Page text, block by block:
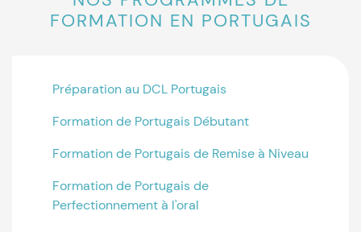
FORMATION EN PORTUGAIS
Préparation au DCL Portugais
Formation de Portugais Débutant
Formation de Portugais de Remise à Niveau
Formation de Portugais de
Perfectionnement à l'oral